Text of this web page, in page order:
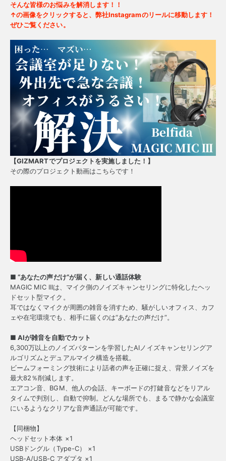
そんな皆様のお悩みを解消します！！
↑の画像をクリックすると、弊社Instagramのリールに移動します！
ぜひご覧ください。
【GIZMARTでプロジェクトを実施しました！】
その際のプロジェクト動画はこちらです！
■ “あなたの声だけ”が届く、新しい通話体験
MAGIC MIC IIIは、マイク側のノイズキャンセリングに特化したヘッ
ドセット型マイク。
耳ではなくマイクが周囲の雑音を消すため、騒がしいオフィス、カフ
ェや在宅環境でも、相手に届くのは“あなたの声だけ”。
■ AIが雑音を自動でカット
6,300万以上のノイズパターンを学習したAIノイズキャンセリングア
ルゴリズムとデュアルマイク構造を搭載。
ビームフォーミング技術により話者の声を正確に捉え、背景ノイズを
最大82％削減します。
エアコン音、BGM、他人の会話、キーボードの打鍵音などをリアル
タイムで判別し、自動で抑制。どんな場所でも、まるで静かな会議室
にいるようなクリアな音声通話が可能です。
【同梱物】
ヘッドセット本体 ×1
USBドングル（Type-C） ×1
USB-A/USB-C アダプタ ×1